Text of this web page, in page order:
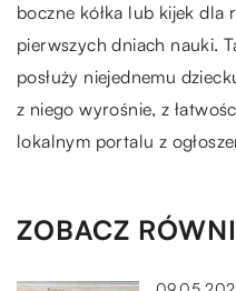
boczne kółka lub kijek
pierwszych dniach nauki.
posłuży niejednemu
z niego wyrośnie, z
lokalnym portalu z
ZOBACZ